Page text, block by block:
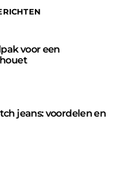
voor een
jeans: voordelen en